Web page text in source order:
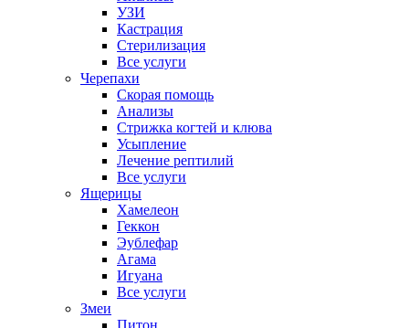
УЗИ
Кастрация
Стерилизация
Все услуги
Черепахи
Скорая помощь
Анализы
Стрижка когтей и клюва
Усыпление
Лечение рептилий
Все услуги
Ящерицы
Хамелеон
Геккон
Эублефар
Агама
Игуана
Все услуги
Змеи
Питон